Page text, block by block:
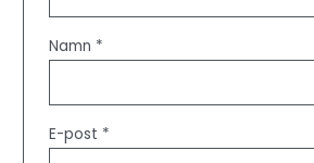
Namn *
E-post *